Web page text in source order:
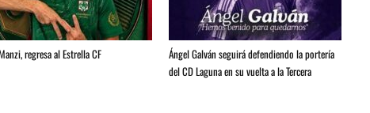
regresa al Estrella CF
Ángel Galván seguirá defendiendo la portería
del CD Laguna en su vuelta a la Tercera